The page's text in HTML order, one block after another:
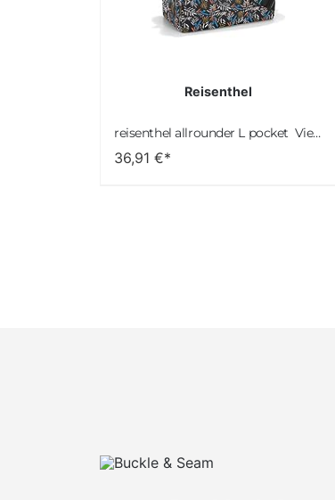
Reisenthel
reisenthel allrounder L pocket  Vielseitige Doktortasche für Reise, Arbeit und Freizeit  Mit praktischer Trolley…
36,91 €*